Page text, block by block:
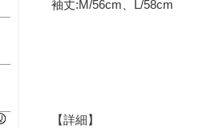
袖丈:M/56cm、L/58cm
【詳細】